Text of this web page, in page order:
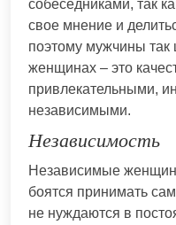
собеседниками, так
свое мнение и
поэтому мужчины так
женщинах – это
привлекательными,
независимыми.
Независимость
Независимые
боятся принимать
не нуждаются в